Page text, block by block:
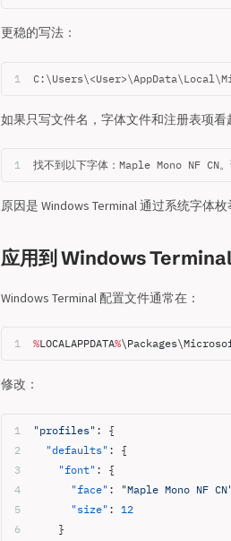
更稳的写法：
如果只写文件名，字体文件和注册表项看
找不到以下字体：Maple Mono NF CN。
原因是 Windows Terminal 通过系统字体
应用到 Windows Terminal
Windows Terminal 配置文件通常在：
%LOCALAPPDATA%
修改：
"profiles" : {
  "defaults"
: {
    "font"
: {
      "face"
: "Maple Mono NF
      "size"
: 12
    }